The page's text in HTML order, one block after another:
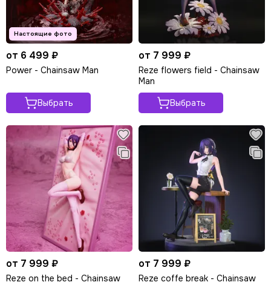
от 6 499 ₽
Power - Chainsaw Man
Выбрать
от 7 999 ₽
Reze flowers field - Chainsaw
Man
Выбрать
от 7 999 ₽
Reze on the bed - Chainsaw
от 7 999 ₽
Reze coffe break - Chainsaw